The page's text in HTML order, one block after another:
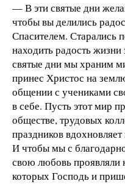
— В эти святые дни
чтобы вы делились
Спасителем. Старались
находить радость жизни
святые дни мы храним
принес Христос на
общении с учениками
в себе. Пусть этот мир
обществе, трудовых
праздников
И чтобы мы с
свою любовь
которых Господь и